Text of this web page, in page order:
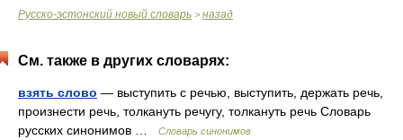
Русско-эстонский новый словарь > назад
См. также в других словарях:
взять слово — выступить с речью, выступить, держать речь,
произнести речь, толкануть речугу, толкануть речь Словарь
русских синонимов …
Словарь синонимов